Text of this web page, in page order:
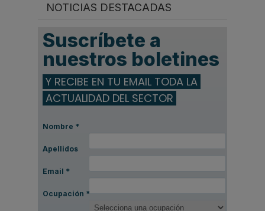
NOTICIAS DESTACADAS
Suscríbete a
nuestros boletines
Y RECIBE EN TU EMAIL TODA LA
ACTUALIDAD DEL SECTOR
Nombre *
Apellidos
Email *
Ocupación *